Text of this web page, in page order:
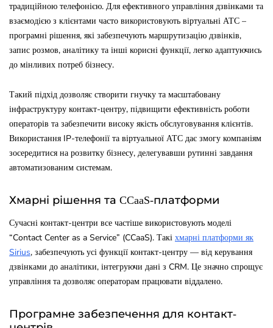
традиційною телефонією. Для ефективного управління дзвінками та
взаємодією з клієнтами часто використовують віртуальні АТС –
програмні рішення, які забезпечують маршрутизацію дзвінків,
запис розмов, аналітику та інші корисні функції, легко адаптуючись
до мінливих потреб бізнесу.
Такий підхід дозволяє створити гнучку та масштабовану
інфраструктуру контакт-центру, підвищити ефективність роботи
операторів та забезпечити високу якість обслуговування клієнтів.
Використання IP-телефонії та віртуальної АТС дає змогу компаніям
зосередитися на розвитку бізнесу, делегувавши рутинні завдання
автоматизованим системам.
Хмарні рішення та CCaaS-платформи
Сучасні контакт-центри все частіше використовують моделі
“Contact Center as a Service” (CCaaS). Такі хмарні платформи як
Sirius, забезпечують усі функції контакт-центру — від керування
дзвінками до аналітики, інтегруючи дані з CRM. Це значно спрощує
управління та дозволяє операторам працювати віддалено.
Програмне забезпечення для контакт-